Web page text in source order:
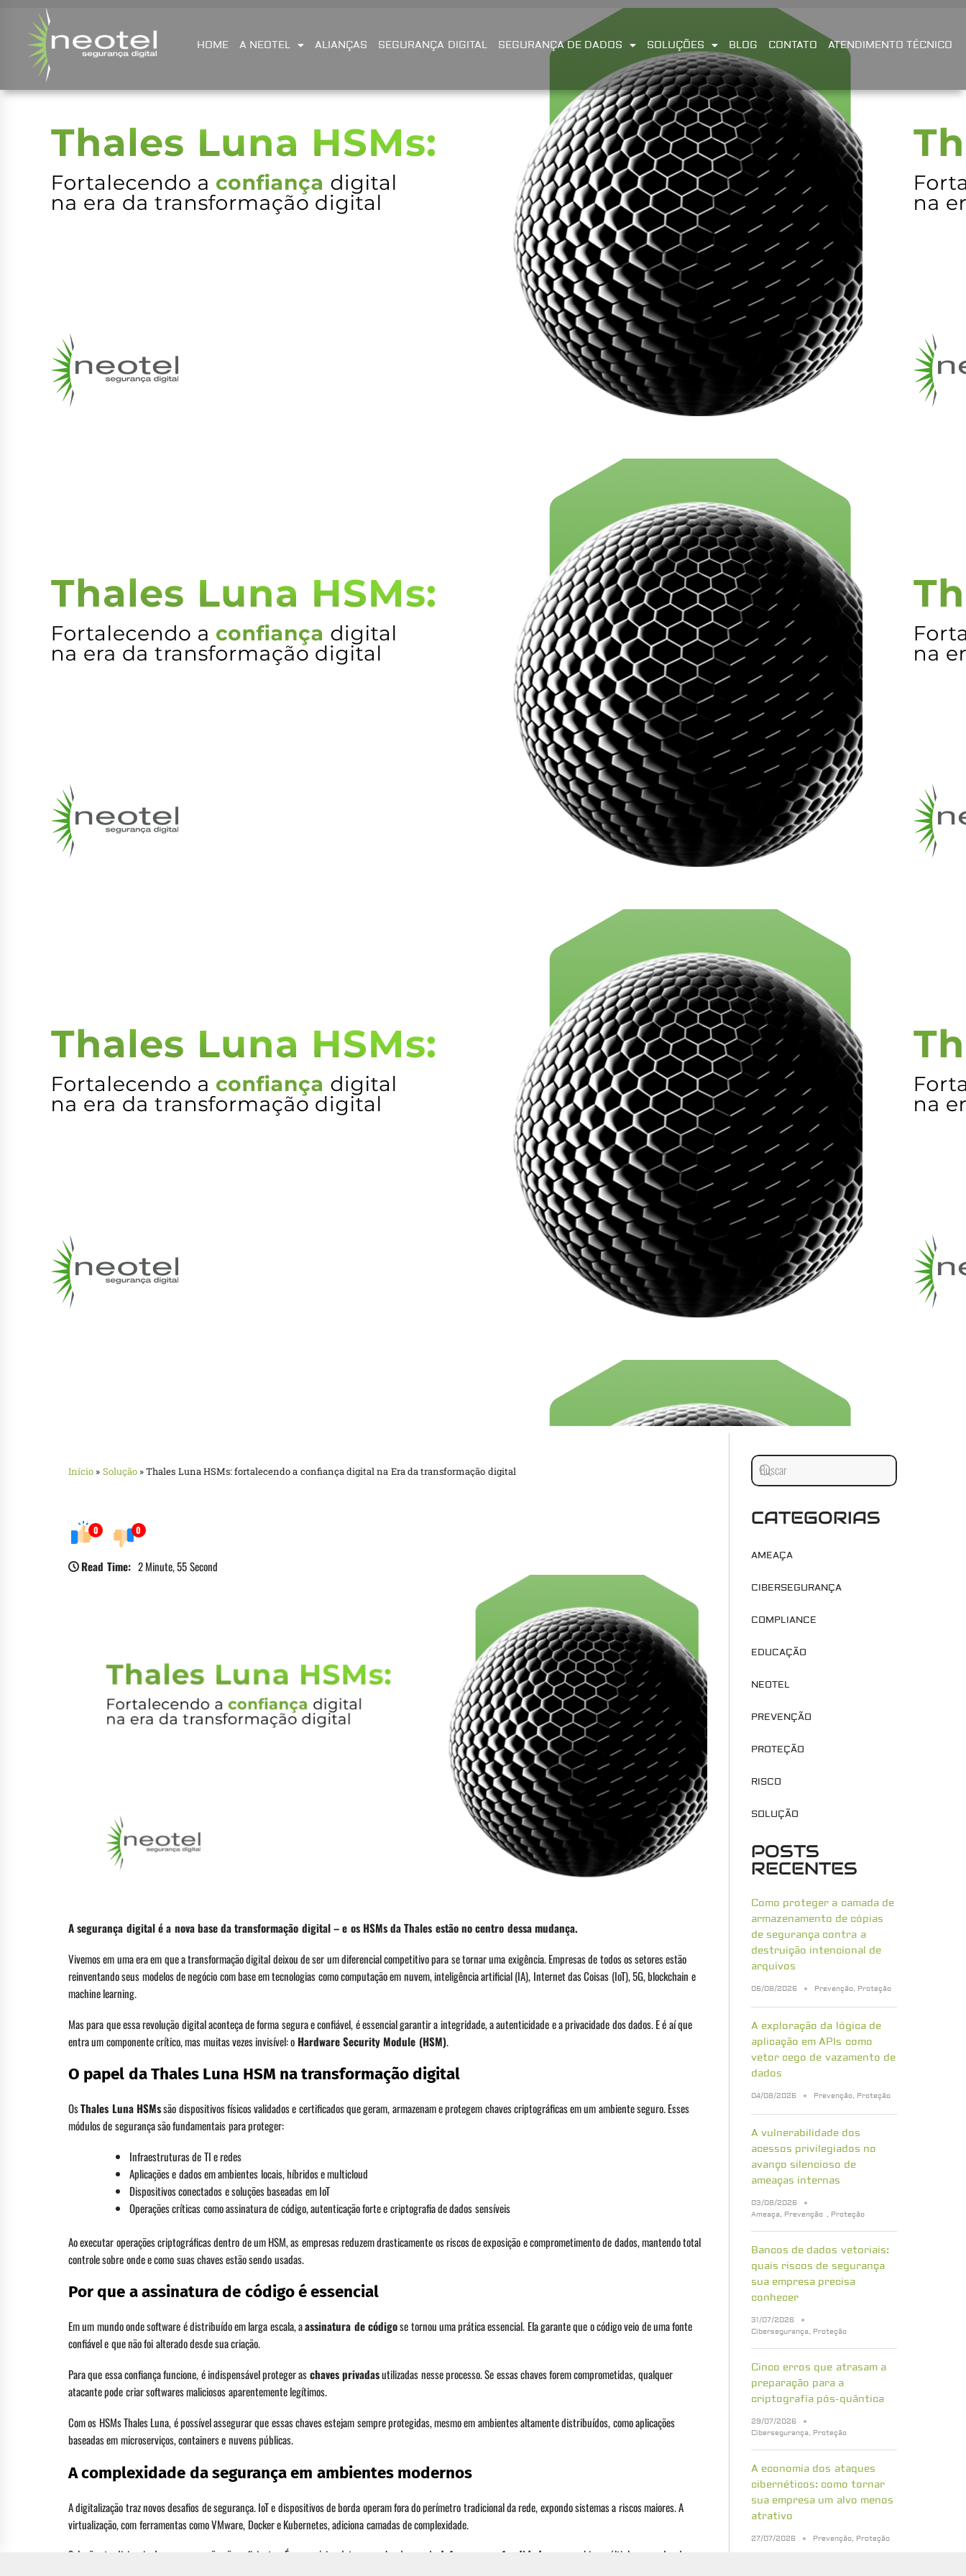
HOME A NEOTEL ALIANÇAS SEGURANÇA DIGITAL SEGURANÇA DE DADOS SOLUÇÕES BLOG CONTATO ATENDIMENTO TÉCNICO
Início » Solução»Thales Luna HSMs: fortalecendo a confiança digital na Era da transformação digital
0 0
Read Time: 2 Minute, 55 Second
A segurança digital é a nova base da transformação digital – e os HSMs da Thales estão no centro dessa mudança.
Vivemos em uma era em que a transformação digital deixou de ser um diferencial competitivo para se tornar uma exigência. Empresas de todos os setores estão
reinventando seus modelos de negócio com base em tecnologias como computação em nuvem, inteligência artificial (IA), Internet das Coisas (IoT), 5G, blockchain e
machine learning.
Mas para que essa revolução digital aconteça de forma segura e confiável, é essencial garantir a integridade, a autenticidade e a privacidade dos dados. E é aí que
entra um componente crítico, mas muitas vezes invisível: o Hardware Security Module (HSM).
O papel da Thales Luna HSM na transformação digital
OsThales Luna HSMssão dispositivos físicos validados e certificados que geram, armazenam e protegem chaves criptográficas em um ambiente seguro. Esses
módulos de segurança são fundamentais para proteger:
Infraestruturas de TI e redes
Aplicações e dados em ambientes locais, híbridos e multicloud
Dispositivos conectados e soluções baseadas em IoT
Operações críticas como assinatura de código, autenticação forte e criptografia de dados sensíveis
Ao executar operações criptográficas dentro de um HSM, as empresas reduzem drasticamente os riscos de exposição e comprometimento de dados, mantendo total
controle sobre onde e como suas chaves estão sendo usadas.
Por que a assinatura de código é essencial
Em um mundo onde software é distribuído em larga escala, aassinatura de códigose tornou uma prática essencial. Ela garante que o código veio de uma fonte
confiável e que não foi alterado desde sua criação.
Para que essa confiança funcione, é indispensável proteger aschaves privadasutilizadas nesse processo. Se essas chaves forem comprometidas, qualquer
atacante pode criar softwares maliciosos aparentemente legítimos.
Com os HSMs Thales Luna, é possível assegurar que essas chaves estejam sempre protegidas, mesmo em ambientes altamente distribuídos, como aplicações
baseadas em microserviços, containers e nuvens públicas.
A complexidade da segurança em ambientes modernos
A digitalização traz novos desafios de segurança. IoT e dispositivos de borda operam fora do perímetro tradicional da rede, expondo sistemas a riscos maiores. A
virtualização, com ferramentas como VMware, Docker e Kubernetes, adiciona camadas de complexidade.
Soluções tradicionais de segurança não são suficientes. É necessário adotar uma abordagem de
defesa em profundidade
, que combine múltiplas camadas de
CATEGORIAS
AMEAÇA
CIBERSEGURANÇA
COMPLIANCE
EDUCAÇÃO
NEOTEL
PREVENÇÃO
PROTEÇÃO
RISCO
SOLUÇÃO
POSTS
RECENTES
Como proteger a camada de
armazenamento de cópias
de segurança contra a
destruição intencional de
arquivos
06/08/2026 Prevenção, Proteção
A exploração da lógica de
aplicação em APIs como
vetor cego de vazamento de
dados
04/08/2026 Prevenção, Proteção
A vulnerabilidade dos
acessos privilegiados no
avanço silencioso de
ameaças internas
03/08/2026
Ameaça, Prevenção , Proteção
Bancos de dados vetoriais:
quais riscos de segurança
sua empresa precisa
conhecer
31/07/2026
Cibersegurança, Proteção
Cinco erros que atrasam a
preparação para a
criptografia pós-quântica
29/07/2026
Cibersegurança, Proteção
A economia dos ataques
cibernéticos: como tornar
sua empresa um alvo menos
atrativo
27/07/2026 Prevenção, Proteção